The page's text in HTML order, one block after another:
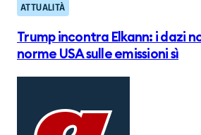
ATTUALITÀ
Trump incontra Elkann: i dazi
norme USA sulle emissioni sì